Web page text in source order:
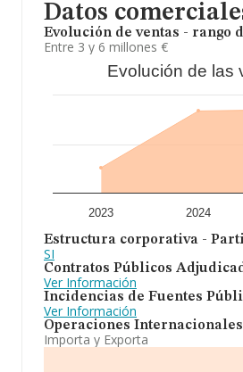
Datos
Evolución de ventas - rango
Entre 3 y 6 millones €
Evolución de las
2023 2024
Estructura corporativa -
SI
Contratos Públicos
Ver Información
Incidencias de Fuentes
Ver Información
Operaciones Internacionales
Importa y Exporta